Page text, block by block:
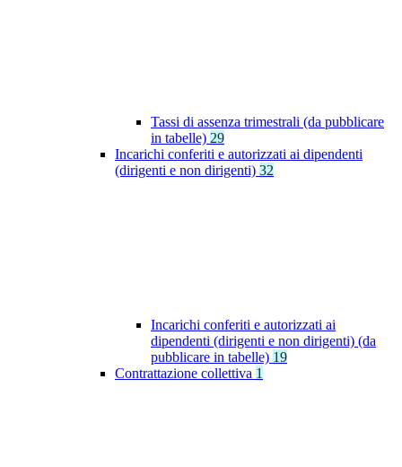
Tassi di assenza trimestrali (da pubblicare
in tabelle) 29
Incarichi conferiti e autorizzati ai dipendenti
(dirigenti e non dirigenti) 32
Incarichi conferiti e autorizzati ai
dipendenti (dirigenti e non dirigenti) (da
pubblicare in tabelle) 19
Contrattazione collettiva 1